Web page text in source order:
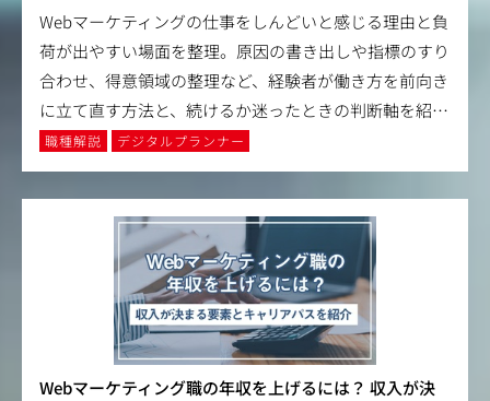
Webマーケティングの仕事をしんどいと感じる理由と負
荷が出やすい場面を整理。原因の書き出しや指標のすり
合わせ、得意領域の整理など、経験者が働き方を前向き
に立て直す方法と、続けるか迷ったときの判断軸を紹…
職種解説 デジタルプランナー
Webマーケティング職の年収を上げるには？ 収入が決